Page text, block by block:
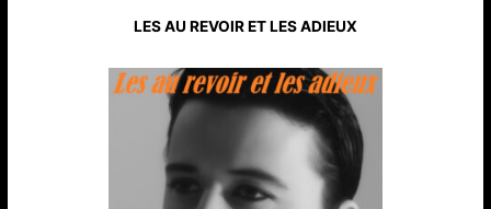
LES AU REVOIR ET LES ADIEUX